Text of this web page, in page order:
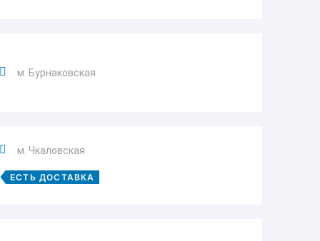
м. Бурнаковская
м. Чкаловская
ЕСТЬ ДОСТАВКА